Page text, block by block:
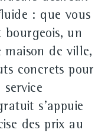
: que vous
bourgeois, un
de ville,
concrets pour
s'appuie
des prix au